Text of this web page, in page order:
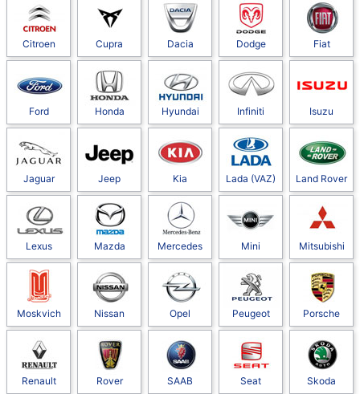
Citroen Cupra Dacia Dodge Fiat
Ford Honda Hyundai Infiniti Isuzu
Jaguar Jeep Kia Lada (VAZ) Land Rover
Lexus Mazda Mercedes Mini Mitsubishi
Moskvich Nissan Opel Peugeot Porsche
Renault Rover SAAB Seat Skoda